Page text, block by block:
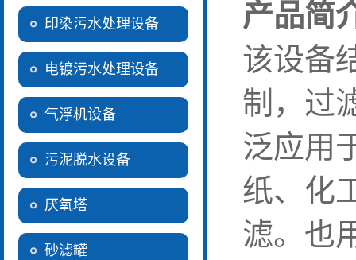
印染污水处理设备
电镀污水处理设备
气浮机设备
污泥脱水设备
厌氧塔
砂滤罐
产品简
该设备
制，过
泛应用
纸、化
滤。也